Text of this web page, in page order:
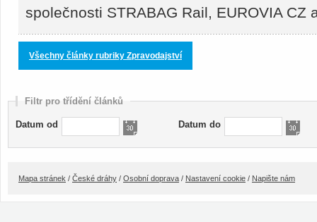
společnosti STRABAG Rail, EUROVIA
Všechny články rubriky Zpravodajství
Filtr pro třídění článků
Datum od Datum do
Mapa stránek / České dráhy / Osobní doprava / Nastavení cookie / Napište nám